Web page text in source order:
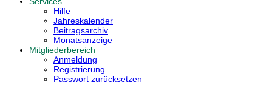
Hilfe
Jahreskalender
Beitragsarchiv
Monatsanzeige
Mitgliederbereich
Anmeldung
Registrierung
Passwort zurücksetzen